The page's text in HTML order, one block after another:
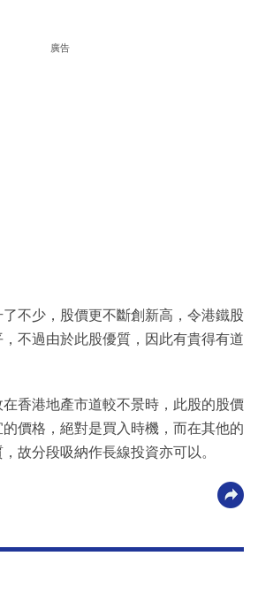
廣告
不少，股價更不斷創新高，令港鐵股
不過由於此股優質，因此有貴得有道
香港地產市道較不景時，此股的股價
價格，絕對是買入時機，而在其他的
故分段吸納作長線投資亦可以。